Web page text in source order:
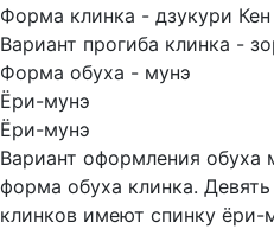
Форма клинка - дзукури Кен
Вариант прогиба клинка -
Форма обуха - мунэ
Ёри-мунэ
Ёри-мунэ
Вариант оформления
форма обуха клинка.
клинков имеют спинку